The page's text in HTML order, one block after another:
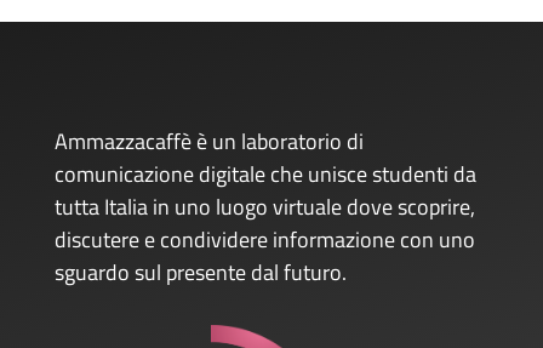
Ammazzacaffè è un laboratorio di
comunicazione digitale che unisce studenti da
tutta Italia in uno luogo virtuale dove scoprire,
discutere e condividere informazione con uno
sguardo sul presente dal futuro.